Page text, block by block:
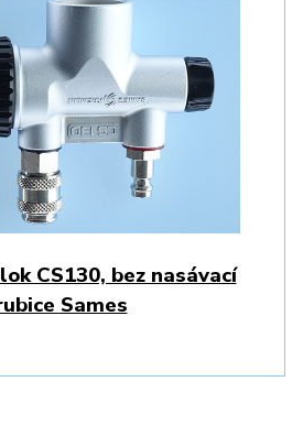
CS130, bez nasávací
Sames